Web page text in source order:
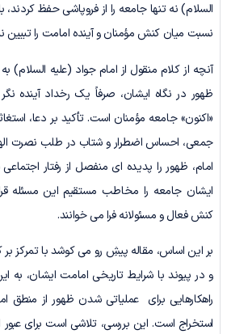
السلام) نه تنها جامعه را از فروپاشی حفظ کردند،
نسبت میان کنش مؤمنان و آینده امامت را تبیین
آنچه از کلام منقول از امام جواد (علیه
ظهور در نگاه ایشان، صرفاً یک رخداد آینده
«اکنون» جامعه مؤمنان است. تأکید بر دعا،
جمعی، احساس اضطرار و شتاب در طلب نصرت
امام، ظهور را پدیده ای منفصل از رفتار
ایشان جامعه را مخاطب مستقیم این مسئله
کنش فعال و مسئولانه فرا می خوانند.
بر این اساس، مقاله پیشِ رو می کوشد با تمرکز بر
و در پیوند با شرایط تاریخی امامت ایشان،
راهکارهایی برای عملیاتی شدن ظهور از منطق
استخراج است. این بررسی، تلاشی است برای عبور